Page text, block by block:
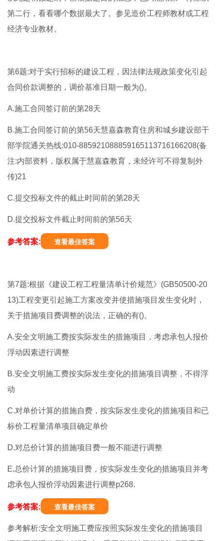
第二行，看看哪个数据最大了。参见造价工程师教材或工程
经济专业教材。
第6题:对于实行招标的建设工程，因法律法规政策变化引起
合同价款调整的，调价基准日期一般为()。
A.施工合同签订前的第28天
B.施工合同签订前的第56天慧嘉森教育住房和城乡建设部干
部学院通关热线:010-885921088859165113716166208(备
注:内部资料，版权属于慧嘉森教育，未经许可不得复制外
传)21
C.提交投标文件的截止时间前的第28天
D.提交投标文件截止时间前的第56天
参考答案: 查看最佳答案
第7题:根据《建设工程工程量清单计价规范》(GB50500-20
13)工程变更引起施工方案改变并使措施项目发生变化时，
关于措施项目费调整的说法，正确的有()。
A.安全文明施工费按实际发生的措施项目，考虑承包人报价
浮动因素进行调整
B.安全文明施工费按实际发生变化的措施项目调整，不得浮
动
C.对单价计算的措施自费，按实际发生变化的措施项目和已
标价工程量清单项目确定单价
D.对总价计算的措施项目费一般不能进行调整
E.总价计算的措施项目费，按实际发生变化的措施项目并考
虑承包人报价浮动因素进行调整p268.
参考答案: 查看最佳答案
参考解析:安全文明施工费应按照实际发生变化的措施项目